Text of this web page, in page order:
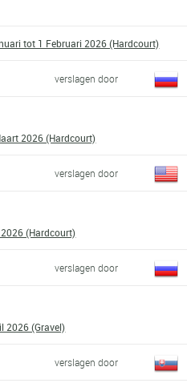
tot 1 Februari 2026 (Hardcourt)
verslagen door
2026 (Hardcourt)
verslagen door
(Hardcourt)
verslagen door
2026 (Gravel)
verslagen door